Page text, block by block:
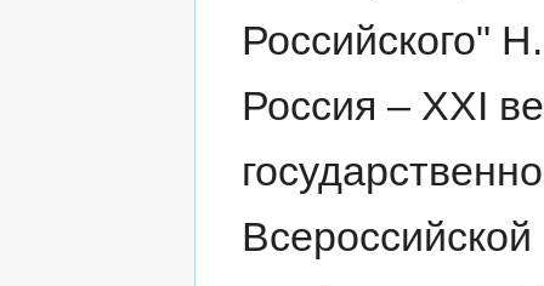
Российского"
Россия – XXI